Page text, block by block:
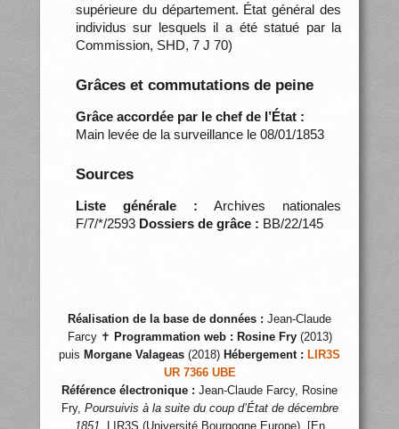
supérieure du département. État général des
individus sur lesquels il a été statué par la
Commission, SHD, 7 J 70)
Grâces et commutations de peine
Grâce accordée par le chef de l’État :
Main levée de la surveillance le 08/01/1853
Sources
Liste générale : Archives nationales
F/7/*/2593 Dossiers de grâce : BB/22/145
Réalisation de la base de données : Jean-Claude
Farcy ✝ Programmation web : Rosine Fry(2013)
puis Morgane Valageas (2018) Hébergement : LIR3S
UR 7366 UBE
Référence électronique : Jean-Claude Farcy, Rosine
Fry, Poursuivis à la suite du coup d’État de décembre
1851 , LIR3S (Université Bourgogne Europe), [En